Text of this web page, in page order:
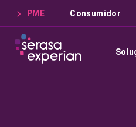
PME Consumidor